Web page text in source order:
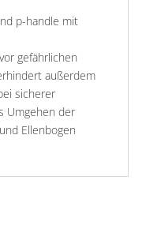
p-handle mit
gefährlichen
außerdem
sicherer
Umgehen der
Ellenbogen